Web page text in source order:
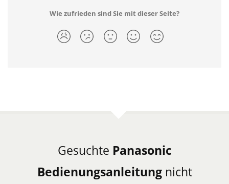
Wie zufrieden sind Sie mit dieser Seite?
Gesuchte Panasonic
Bedienungsanleitungnicht